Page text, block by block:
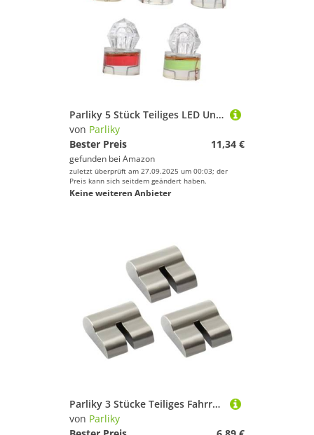
Parliky 5 Stück Teiliges LED Unterwasser angellicht mit Mehrfarbige Köderlampe für Tiefsee Nachtangeln Langlebig Druckresistent zum Anlocken von Fischen in See Teich und Fluss
von Parliky
Bester Preis
11,34 €
gefunden bei Amazon
zuletzt überprüft am 27.09.2025 um 00:03; der
Preis kann sich seitdem geändert haben.
Keine weiteren Anbieter
Parliky 3 Stücke Teiliges Fahrradnaben-sperrklinken Aluminiumlegierung Präzise Verarbeitung Nutbreite Ersatz für Mountain Rennradfreilauf Robust und Optimal für Reibungslosen Betrieb
von Parliky